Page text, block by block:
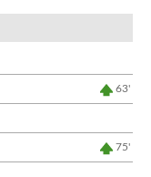
63'
75'